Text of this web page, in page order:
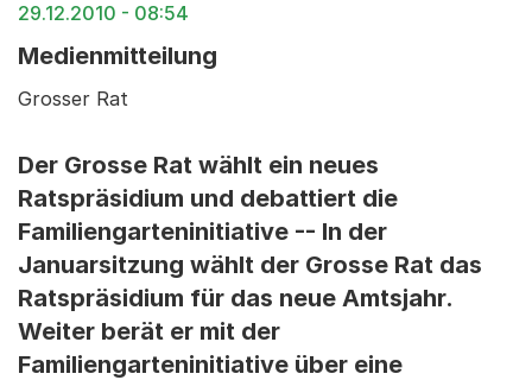
29.12.2010 - 08:54
Medienmitteilung
Grosser Rat
Der Grosse Rat wählt ein neues
Ratspräsidium und debattiert die
Familiengarteninitiative -- In der
Januarsitzung wählt der Grosse Rat das
Ratspräsidium für das neue Amtsjahr.
Weiter berät er mit der
Familiengarteninitiative über eine